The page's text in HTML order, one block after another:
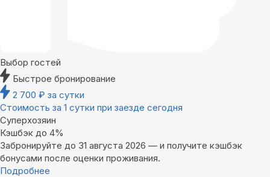
Выбор гостей
Быстрое бронирование
2 700 ₽ за сутки
Стоимость за 1 сутки при заезде сегодня
Суперхозяин
Кэшбэк до 4%
Забронируйте до 31 августа 2026 — и получите кэшбэк
бонусами после оценки проживания.
Подробнее